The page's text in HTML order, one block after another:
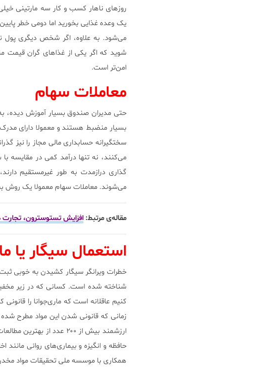
روزهای ناهار کسب و کار سه مارتینی
یک وعده غذایی بخورید اما دومی خطر
می‌شود. به علاوه، اگر شخص دیگری پول
شوید که اگر یکی از غذاهای گران قیمت
امن‌تر است.
معاملات سهام
حتی مدیران صندوق بسیار آموزش دیده،
بسیار منضبط هستند و معمولا دارای
سختگیرانه حسابداری مالی مجاز را نیز
می‌کنند، نه تنها درآمد کمی در مقایسه
گذاری درازمدت به طور غیرمستقیم
می‌شوند. معاملات سهام معمولا یک روش
مقاله‌ی مرتبط:افزایش تستوسترون، تجارت
استعمال سیگار یا
خطرات ویرانگر سیگار کشیدن به خوبی
شناخته شده است. کسانی که در زیر
کنیم عاقلانه است که ماری‌جوانا را
زمانی که قانونی شدن این مواد مطرح
ارزشمند بیش از ۲۰۰ عدد
حافظه و انگیزه و بیماری‌های روانی مانند
همکاری با موسسه ملی تحقیقات مواد مخدر ایالات متحده در سال ۲۰۱۶ با